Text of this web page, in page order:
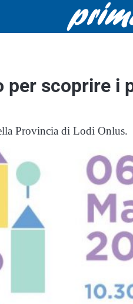
per scoprire i
Provincia di Lodi Onlus.